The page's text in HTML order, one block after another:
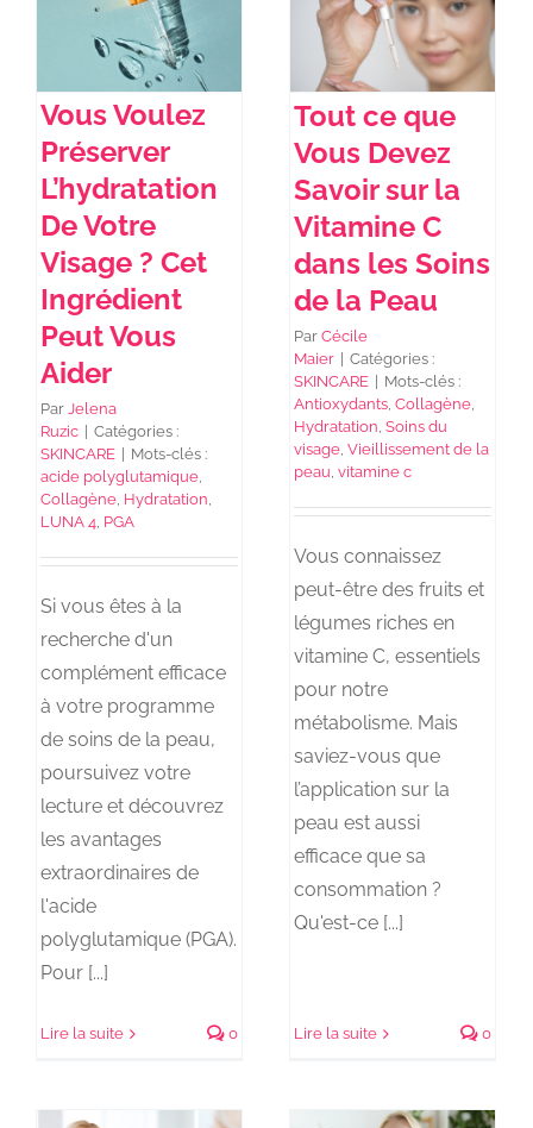
Vous Voulez
Préserver
L’hydratation
De Votre
Visage ? Cet
Ingrédient
Peut Vous
Aider
ParJelena
Ruzic
Catégories :
SKINCARE
Mots-clés :
acide polyglutamique,
Collagène, Hydratation,
LUNA 4, PGA
Si vous êtes à la
recherche d'un
complément efficace
à votre programme
de soins de la peau,
poursuivez votre
lecture et découvrez
les avantages
extraordinaires de
l'acide
polyglutamique (PGA).
Pour [...]
Lire la suite 0
Tout ce que
Vous Devez
Savoir sur la
Vitamine C
dans les Soins
de la Peau
ParCécile
Maier
Catégories :
SKINCARE
Mots-clés :
Antioxydants ,Collagène
Hydratation ,Soins du
visage ,Vieillissement de la
peau ,vitamine c
Vous connaissez
peut-être des fruits et
légumes riches en
vitamine C, essentiels
pour notre
métabolisme. Mais
saviez-vous que
l’application sur la
peau est aussi
efficace que sa
consommation ?
Qu'est-ce [...]
Lire la suite 0